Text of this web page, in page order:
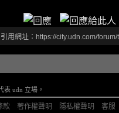
引用網址：https://city.udn.com/
表 udn 立場。
款 著作權聲明 隱私權聲明 客服